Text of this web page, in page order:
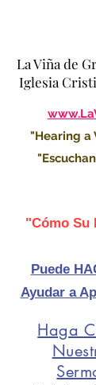
La Viña de
Iglesia
"Hearing a
"Cómo Su
Puede
Ayudar a
Haga